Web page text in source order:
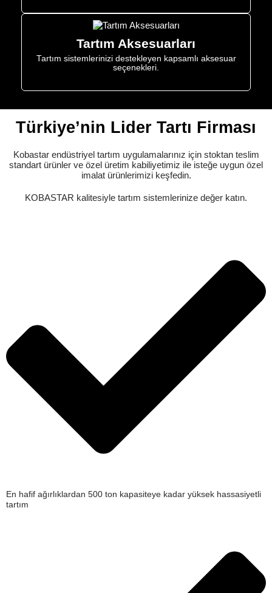
Tartım Aksesuarları
Tartım sistemlerinizi destekleyen kapsamlı aksesuar
seçenekleri.
Türkiye’nin Lider Tartı Firması
Kobastar endüstriyel tartım uygulamalarınız için stoktan teslim
standart ürünler ve özel üretim kabiliyetimiz ile isteğe uygun özel
imalat ürünlerimizi keşfedin.
KOBASTAR kalitesiyle tartım sistemlerinize değer katın.
En hafif ağırlıklardan 500 ton kapasiteye kadar yüksek hassasiyetli
tartım